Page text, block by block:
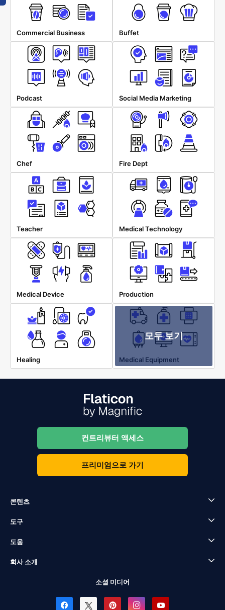
Commercial Business Buffet
Podcast Social Media Marketing
Chef Fire Dept
Teacher Medical Technology
Medical Device Production
Healing
모두 보기
Medical Equipment
컨트리뷰터 액세스
프리미엄으로 가기
콘텐츠
도구
도움
회사 소개
소셜 미디어